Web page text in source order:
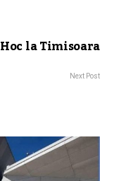
la Timisoara
Next Post